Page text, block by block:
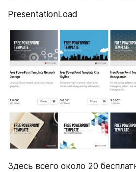
PresentationLoad
Здесь всего около 20